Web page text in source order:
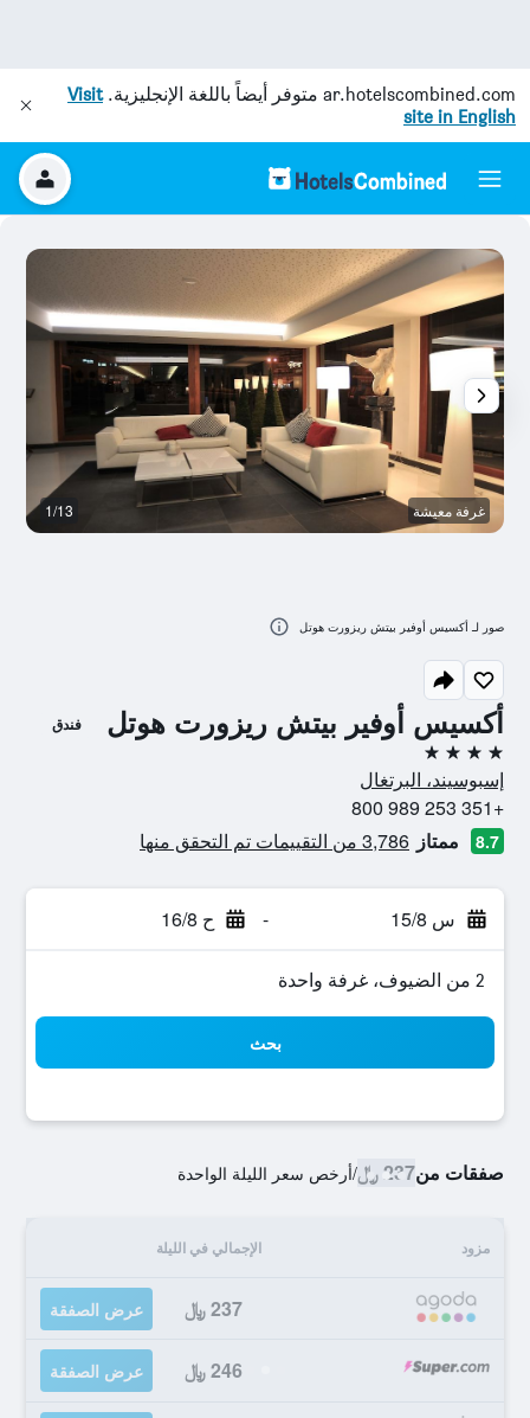
ar.hotelscombined.com متوفر أيضاً باللغة الإنجليزية.Visit
site in English
أكسيس أوفير بيتش ريزورت هوتل فندق
4 نجوم
إسبوسيند، البرتغال
+351 253 989 800
8.7 ممتاز 3,786 من التقييمات تم التحقق منها
س 15/8 - ح 16/8
2 من الضيوف، غرفة واحدة
بحث
صفقات من237 ﷼ /أرخص سعر الليلة الواحدة
مزود الإجمالي في الليلة
237 ﷼ عرض الصفقة
246 ﷼ عرض الصفقة
غرفة معيشة 1/13
صور لـ أكسيس أوفير بيتش ريزورت هوتل